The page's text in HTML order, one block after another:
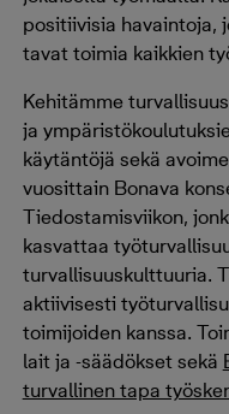
positiivisia havaintoja,
tavat toimia kaikkien
Kehitämme
ja
käytäntöjä sekä
vuosittain Bonava
Tiedostamisviikon,
kasvattaa
turvallisuuskulttuuria.
aktiivisesti
toimijoiden kanssa.
lait ja -säädökset sekä
turvallinen tapa